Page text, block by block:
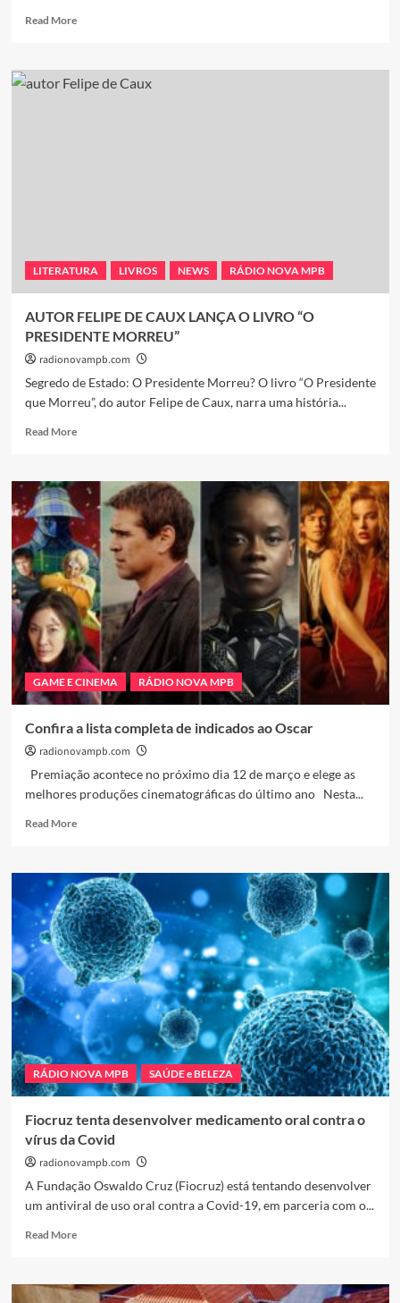
Read MoreRead
SP:
governador
por
Porto
de
Santos
que
fará
Sabesp
LITERATURA LIVROS NEWS RÁDIO NOVA MPB
AUTOR FELIPE DE CAUX LANÇA O LIVRO “O
PRESIDENTE MORREU”
radionovampb.com
Segredo de Estado: O Presidente Morreu? O livro “O Presidente
que Morreu”, do autor Felipe de Caux, narra uma história...
Read MoreRead
AUTOR
FELIPE
DE
CAUX
LANÇA
O
LIVRO
“O
PRESIDENTE
MORREU”
GAME E CINEMA RÁDIO NOVA MPB
Confira a lista completa de indicados ao Oscar
radionovampb.com
Premiação acontece no próximo dia 12 de março e elege as
melhores produções cinematográficas do último ano Nesta...
Read MoreRead
Confira
a
lista
completa
de
indicados
ao
Oscar
RÁDIO NOVA MPB SAÚDE e BELEZA
Fiocruz tenta desenvolver medicamento oral contra o
vírus da Covid
radionovampb.com
A Fundação Oswaldo Cruz (Fiocruz) está tentando desenvolver
um antiviral de uso oral contra a Covid-19, em parceria com o...
Read MoreRead
Fiocruz
tenta